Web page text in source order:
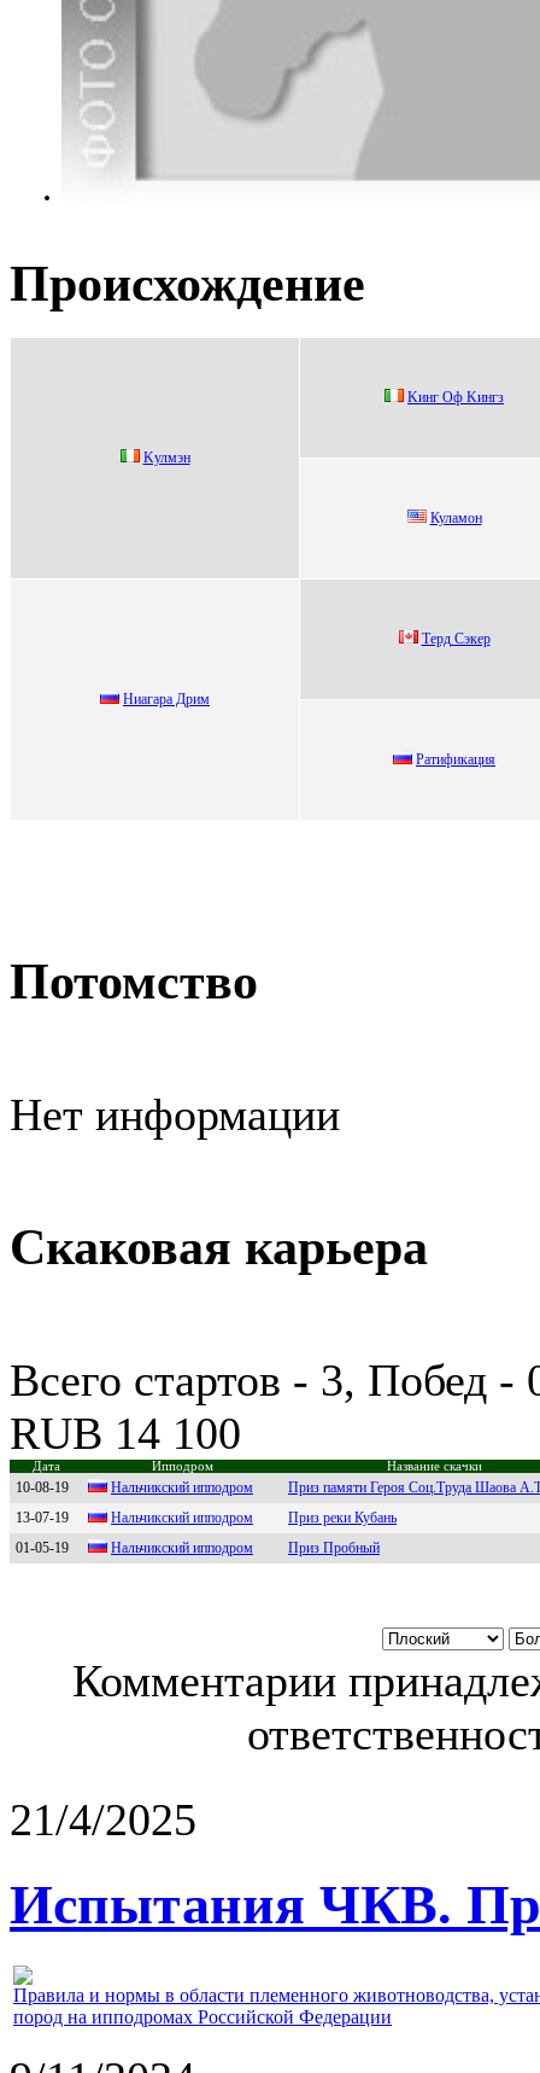
Происхождение
Kулмэн
Kинг Оф Kингз
Кулaмoн
Hиaгaрa Дрим
Терд Cэкер
Ратификация
Потомство
Нет информации
Скаковая карьера
Всего стартов - 3, Побед
RUB 14 100
Дата Ипподром Название скачки
10-08-19 Hальчикcкий иппoдpoм
Приз памяти Героя Соц.Труда Шаова
13-07-19
Hальчикский ипподpом
Приз реки Кубань
01-05-19
Нaльчикский ипподром Приз Пробный
Комментарии
21/4/2025
Испытания ЧКВ.
Правила и нормы в области племенного животноводства,
пород на ипподромах Российской Федерации